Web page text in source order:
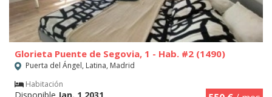
Glorieta Puente de Segovia, 1 - Hab. #2 (1490)
Puerta del Ángel, Latina, Madrid
Habitación